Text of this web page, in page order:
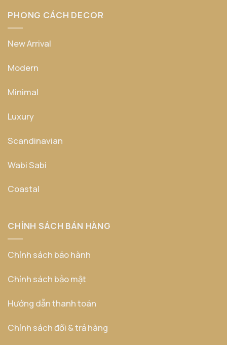
PHONG CÁCH DECOR
New Arrival
Modern
Minimal
Luxury
Scandinavian
Wabi Sabi
Coastal
CHÍNH SÁCH BÁN HÀNG
Chính sách bảo hành
Chính sách bảo mật
Hướng dẫn thanh toán
Chính sách đổi & trả hàng